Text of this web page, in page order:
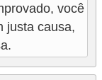
você
justa causa,